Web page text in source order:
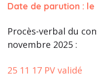
Date de parution : le
Procès-verbal du
novembre 2025 :
25 11 17 PV validé